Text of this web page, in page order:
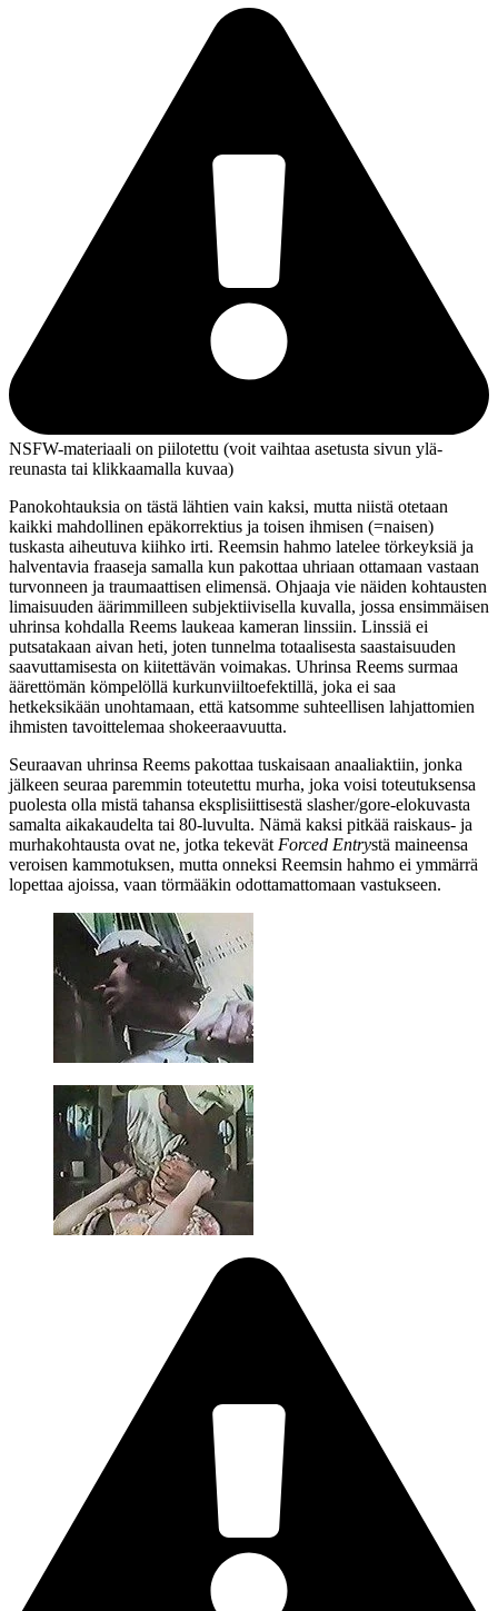
NSFW-materiaali on piilotettu (voit vaihtaa asetusta sivun ylä­
reunasta tai klikkaamalla kuvaa)
Panokohtauksia on tästä lähtien vain kaksi, mutta niistä otetaan
kaikki mahdollinen epäkorrektius ja toisen ihmisen (=naisen)
tuskasta aiheutuva kiihko irti. Reemsin hahmo latelee törkeyksiä ja
halventavia fraaseja samalla kun pakottaa uhriaan ottamaan vastaan
turvonneen ja traumaattisen elimensä. Ohjaaja vie näiden kohtausten
limaisuuden äärimmilleen subjektiivisella kuvalla, jossa ensimmäisen
uhrinsa kohdalla Reems laukeaa kameran linssiin. Linssiä ei
putsatakaan aivan heti, joten tunnelma totaalisesta saastaisuuden
saavuttamisesta on kiitettävän voimakas. Uhrinsa Reems surmaa
äärettömän kömpelöllä kurkunviiltoefektillä, joka ei saa
hetkeksikään unohtamaan, että katsomme suhteellisen lahjattomien
ihmisten tavoittelemaa shokeeraavuutta.
Seuraavan uhrinsa Reems pakottaa tuskaisaan anaaliaktiin, jonka
jälkeen seuraa paremmin toteutettu murha, joka voisi toteutuksensa
puolesta olla mistä tahansa eksplisiittisestä slasher/gore-elokuvasta
samalta aikakaudelta tai 80‑luvulta. Nämä kaksi pitkää raiskaus‑ ja
murhakohtausta ovat ne, jotka tekevät Forced Entrystä maineensa
veroisen kammotuksen, mutta onneksi Reemsin hahmo ei ymmärrä
lopettaa ajoissa, vaan törmääkin odottamattomaan vastukseen.